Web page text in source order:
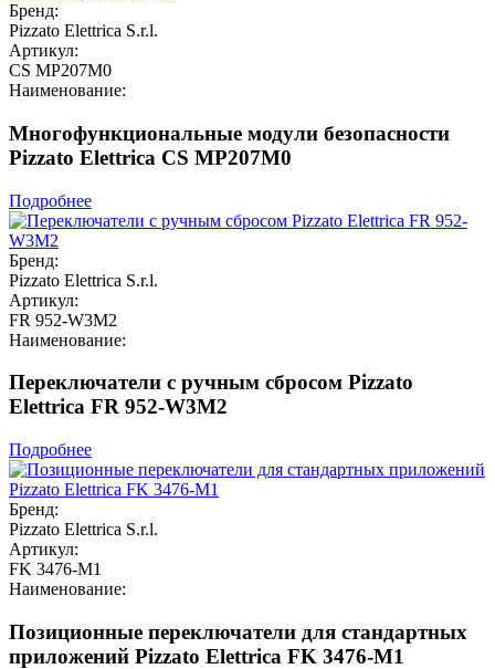
Бренд:
Pizzato Elettrica S.r.l.
Артикул:
CS MP207M0
Наименование:
Многофункциональные модули безопасности
Pizzato Elettrica CS MP207M0
Подробнее
Бренд:
Pizzato Elettrica S.r.l.
Артикул:
FR 952-W3M2
Наименование:
Переключатели с ручным сбросом Pizzato
Elettrica FR 952-W3M2
Подробнее
Бренд:
Pizzato Elettrica S.r.l.
Артикул:
FK 3476-M1
Наименование:
Позиционные переключатели для стандартных
приложений Pizzato Elettrica FK 3476-M1